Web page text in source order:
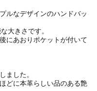
ルなデザインのハンドバッ
大きさです。
にあおりポケットが付いて
ました。
どに本革らしい品のある艶